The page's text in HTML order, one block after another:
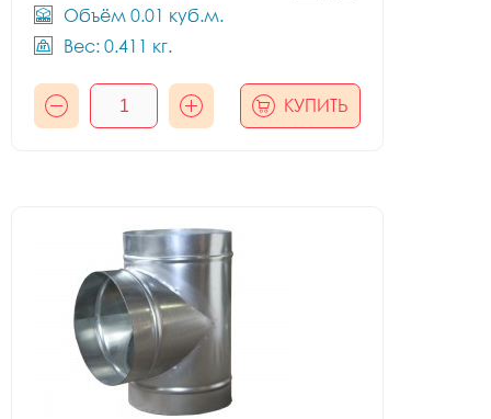
Объём 0.01 куб.м.
Вес: 0.411 кг.
КУПИТЬ